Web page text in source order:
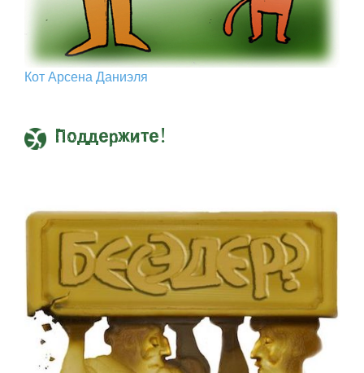
Кот Арcена Даниэля
Поддержите!